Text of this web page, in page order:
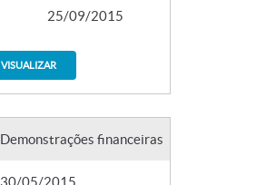
25/09/2015
VISUALIZAR
Demonstrações financeiras
30/05/2015